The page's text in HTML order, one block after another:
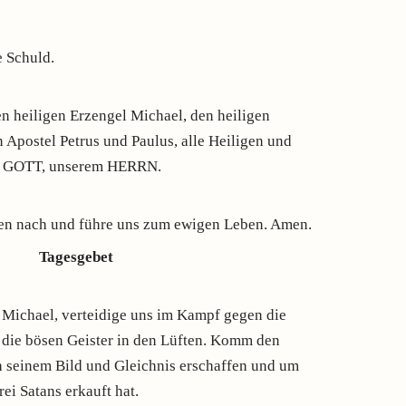
Schuld.
heiligen Erzengel Michael, den heiligen
Apostel Petrus und Paulus, alle Heiligen und
unserem HERRN.
nach und führe uns zum ewigen Leben. Amen.
Tagesgebet
verteidige uns im Kampf gegen die
bösen Geister in den Lüften. Komm den
Bild und Gleichnis erschaffen und um
Satans erkauft hat.